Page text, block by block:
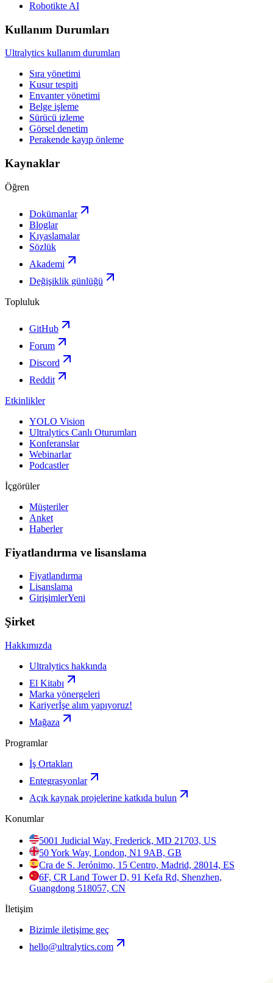
Robotikte AI
Kullanım Durumları
Ultralytics kullanım durumları
Sıra yönetimi
Kusur tespiti
Envanter yönetimi
Belge işleme
Sürücü izleme
Görsel denetim
Perakende kayıp önleme
Kaynaklar
Öğren
Dokümanlar
Bloglar
Kıyaslamalar
Sözlük
Akademi
Değişiklik günlüğü
Topluluk
GitHub
Forum
Discord
Reddit
Etkinlikler
YOLO Vision
Ultralytics Canlı Oturumları
Konferanslar
Webinarlar
Podcastler
İçgörüler
Müşteriler
Anket
Haberler
Fiyatlandırma ve lisanslama
Fiyatlandırma
Lisanslama
GirişimlerYeni
Şirket
Hakkımızda
Ultralytics hakkında
El Kitabı
Marka yönergeleri
Kariyerİşe alım yapıyoruz!
Mağaza
Programlar
İş Ortakları
Entegrasyonlar
Açık kaynak projelerine katkıda bulun
Konumlar
5001 Judicial Way, Frederick, MD 21703, US
50 York Way, London, N1 9AB, GB
Cra de S. Jerónimo, 15 Centro, Madrid, 28014, ES
6F, CR Land Tower D, 91 Kefa Rd, Shenzhen,
Guangdong 518057, CN
İletişim
Bizimle iletişime geç
hello@ultralytics.com